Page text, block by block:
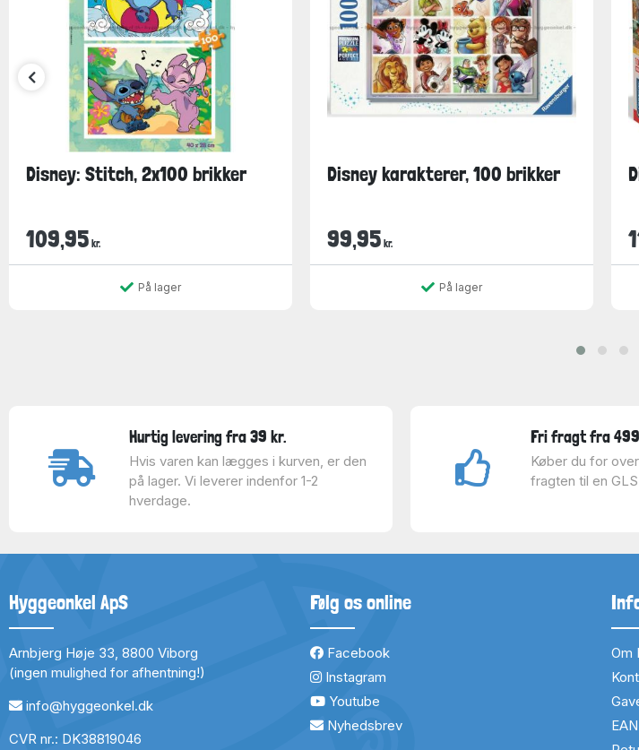
Disney: Stitch, 2x100 brikker
109,95 kr.
På lager
Disney karakterer, 100 brikker
99,95 kr.
På lager
Hurtig levering fra 39 kr.
Hvis varen kan lægges i kurven, er den
på lager. Vi leverer indenfor 1-2
hverdage.
Fri fragt fra
Køber du for
fragten til en
Hyggeonkel ApS
Arnbjerg Høje 33, 8800 Viborg
(ingen mulighed for afhentning!)
info@hyggeonkel.dk
CVR nr.: DK38819046
Følg os online
Facebook
Instagram
Youtube
Nyhedsbrev
Om